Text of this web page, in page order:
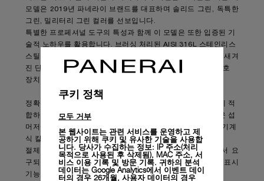
모델은 2019년 파네라이 브랜드를 대표하며 솔리드 그린, 독특한
그린, 밀리터리 그린 컬러를 선보입니다.
특별한 프로페셔널 도구의 특성과 함께 이 모델은 또한 입증된 기
술적 노하우를 활용합니다. 브러싱 처리된 AISI 316L 스테인리스
스틸 소재로 제작된 케이스에는 스크류백과 양각으로 눈금이 새겨
진 단방향 회전 베젤, 브랜드 고유의 전설적인 독점 크라운 보호
장치가 탑재되어 있습니다.
정확성과 정밀성에 대한 엄격한 기준을 준수하며, 심해 잠수에 적
합하도록 제작된 정밀 장치의 핵심적 요소를 모두 갖춘 새로운 섭
머저블 베르데 밀리테어 - 42mm(PAM01055)는 최신 P.900 기계
식 칼리버를 장착하고 있습니다.
절제된 직경과 두께를 갖춘 오토매틱 무브먼트로, 브랜드에서 요
구되는 최소한의 기술적 요건인 3일간의 파워 리저브와 날짜 표시
기능을 제공합니다.
쿠키 정책
모두 거부
본 웹사이트는 관련 서비스를 운영하고 제
공하기 위해 쿠키 및 유사한 기술을 사용합
니다. 당사가 수집하는 정보: IP 주소(처리
목적으로 사용된 후 삭제됨), MAC 주소, 서
비스 이용 기록 및 방문 기록. 귀하의 분석
데이터는 Google Analytics에서 이벤트 데이
터의 경우 26개월, 사용자 데이터의 경우